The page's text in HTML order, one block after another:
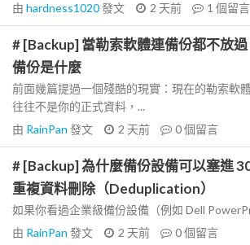
由 hardness1020發文 2 天前 1 個留言
# [Backup] 當勒索軟體連備份都不放
備份是什麼
前面幾篇提過一個殘酷的現實：現在的勒索軟
往往不是你的正式資料，...
由 RainPan 發文 2 天前 0個留言
# [Backup] 為什麼備份設備可以塞進
重複資料刪除（Deduplication）
如果你看過企業級備份設備（例如 Dell
由 RainPan 發文 2 天前 0個留言